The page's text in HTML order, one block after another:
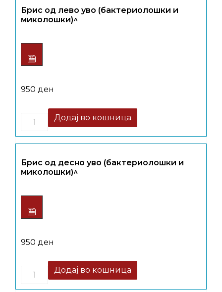
Брис од лево уво (бактериолошки и
миколошки)^
950 ден
Quantity
Додај во кошница
Брис од десно уво (бактериолошки и
миколошки)^
950 ден
Quantity
Додај во кошница